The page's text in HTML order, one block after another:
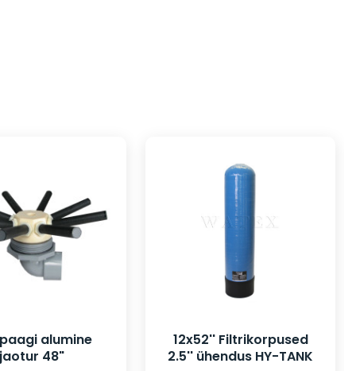
alumine
48"
12x52'' Filtrikorpused
2.5'' ühendus HY-TANK